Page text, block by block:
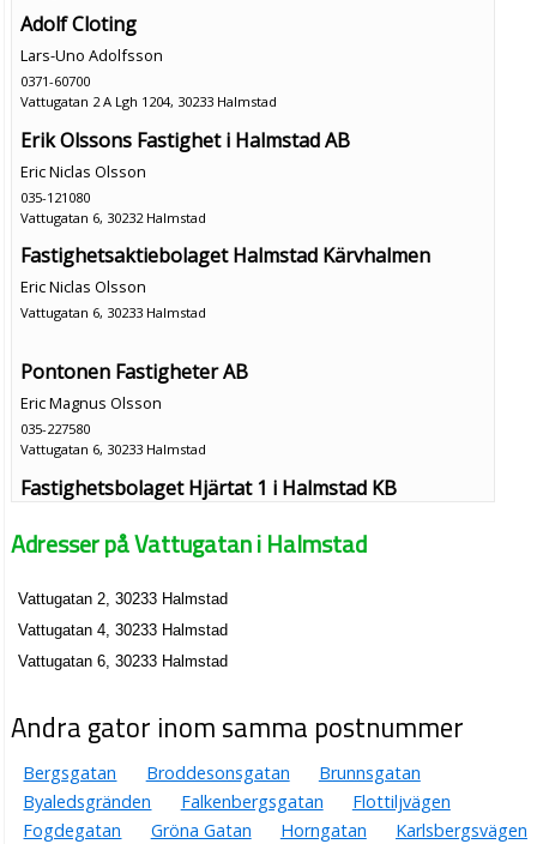
Adolf Cloting
Lars-Uno Adolfsson
0371-60700
Vattugatan 2 A Lgh 1204, 30233 Halmstad
Erik Olssons Fastighet i Halmstad AB
Eric Niclas Olsson
035-121080
Vattugatan 6, 30232 Halmstad
Fastighetsaktiebolaget Halmstad Kärvhalmen
Eric Niclas Olsson
Vattugatan 6, 30233 Halmstad
Pontonen Fastigheter AB
Eric Magnus Olsson
035-227580
Vattugatan 6, 30233 Halmstad
Fastighetsbolaget Hjärtat 1 i Halmstad KB
Vattugatan 6 Bv, 30233 Halmstad
Eric Magnus Olsson
Vattugatan 6 Bv, 30232 Halmstad
Adresser på Vattugatan i Halmstad
Vattugatan 2, 30233 Halmstad
Vattugatan 4, 30233 Halmstad
Vattugatan 6, 30233 Halmstad
Andra gator inom samma postnummer
Bergsgatan Broddesonsgatan
Brunnsgatan
Byaledsgränden
Falkenbergsgatan
Flottiljvägen
Fogdegatan
Gröna Gatan Horngatan
Karlsbergsvägen